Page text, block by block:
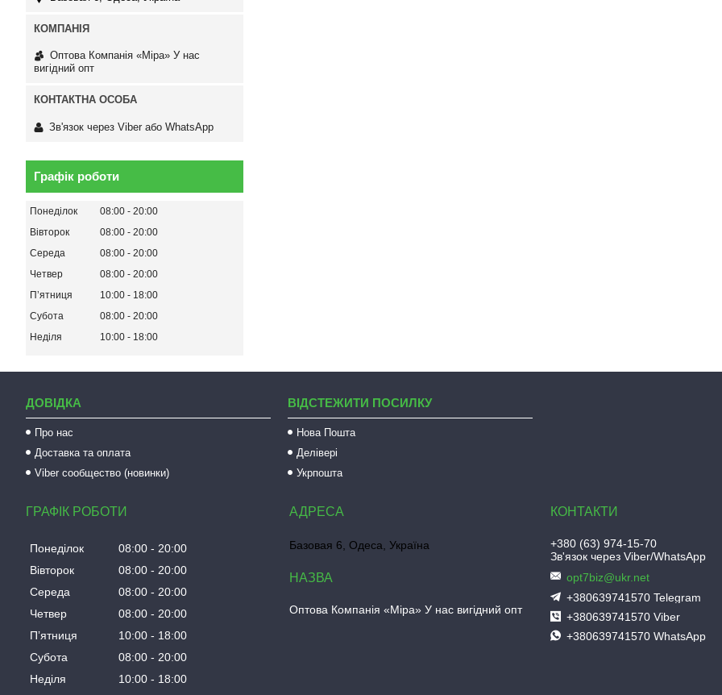
Оптова Компанія «Міра» У нас
вигідний опт
Зв'язок через Viber або WhatsApp
Графік роботи
Понеділок 08:00
20:00
Вівторок
08:00
20:00
Середа
08:00
20:00
Четвер
08:00
20:00
Пʼятниця
10:00
18:00
Субота
08:00
20:00
Неділя
10:00 18:00
ДОВІДКА
Про нас
Доставка та оплата
Viber сообщество (новинки)
ВІДСТЕЖИТИ ПОСИЛКУ
Нова Пошта
Делівері
Укрпошта
ГРАФІК РОБОТИ
Понеділок 08:00
20:00
Вівторок
08:00
20:00
Середа
08:00
20:00
Четвер
08:00
20:00
Пʼятниця
10:00
18:00
Субота
08:00
20:00
Неділя
10:00 18:00
Базовая 6, Одеса, Україна
Оптова Компанія «Міра» У нас вигідний опт
+380 (63) 974-15-70
Зв'язок через Viber/WhatsApp
opt7biz@ukr.net
+380639741570 Telegram
+380639741570 Viber
+380639741570 WhatsApp